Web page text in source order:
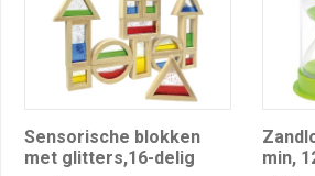
Sensorische blokken
met glitters,16-delig
min,